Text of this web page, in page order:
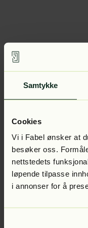
Samtykke
Cookies
Vi i Fabel ønsker at
besøker oss.
nettstedets
løpende tilpasse
i annonser for å